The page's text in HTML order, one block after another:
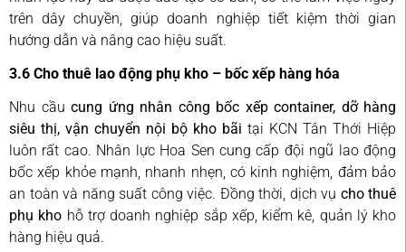
trên dây chuyền, giúp doanh nghiệp tiết kiệm thời gian
hướng dẫn và nâng cao hiệu suất.
3.6 Cho thuê lao động phụ kho – bốc xếp hàng hóa
Nhu cầu cung ứng nhân công bốc xếp container, dỡ hàng
siêu thị, vận chuyển nội bộ kho bãi tại KCN Tân Thới Hiệp
luôn rất cao. Nhân lực Hoa Sen cung cấp đội ngũ lao động
bốc xếp khỏe mạnh, nhanh nhẹn, có kinh nghiệm, đảm bảo
an toàn và năng suất công việc. Đồng thời, dịch vụ cho thuê
phụ kho hỗ trợ doanh nghiệp sắp xếp, kiểm kê, quản lý kho
hàng hiệu quả.